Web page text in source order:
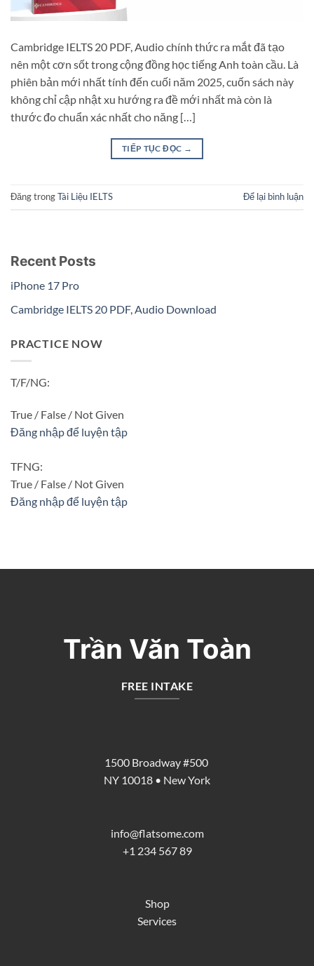
Cambridge IELTS 20 PDF, Audio chính thức ra mắt đã tạo
nên một cơn sốt trong cộng đồng học tiếng Anh toàn cầu. Là
phiên bản mới nhất tính đến cuối năm 2025, cuốn sách này
không chỉ cập nhật xu hướng ra đề mới nhất mà còn là
thước đo chuẩn xác nhất cho năng […]
TIẾP TỤC ĐỌC →
Đăng trongTài Liệu IELTS Để lại bình luận
Recent Posts
iPhone 17 Pro
Cambridge IELTS 20 PDF, Audio Download
PRACTICE NOW
T/F/NG:
True / False / Not Given
Đăng nhập để luyện tập
TFNG:
True / False / Not Given
Đăng nhập để luyện tập
Trần Văn Toàn
FREE INTAKE
1500 Broadway #500
NY 10018 • New York
info@flatsome.com
+1 234 567 89
Shop
Services